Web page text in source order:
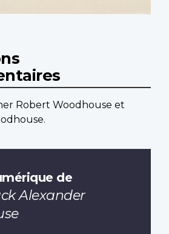
Robert Woodhouse et
de
Alexander